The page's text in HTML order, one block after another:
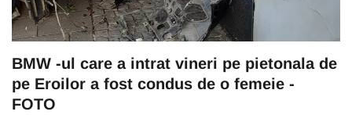
BMW -ul care a intrat vineri pe pietonala de
pe Eroilor a fost condus de o femeie -
FOTO